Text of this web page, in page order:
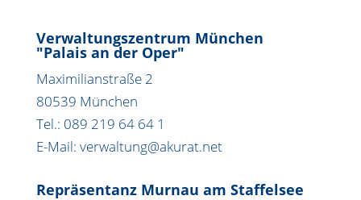
Verwaltungszentrum München
"Palais an der Oper"
Maximilianstraße 2
80539 München
Tel.: 089 219 64 64 1
E-Mail: verwaltung@akurat.net
Repräsentanz Murnau am Staffelsee